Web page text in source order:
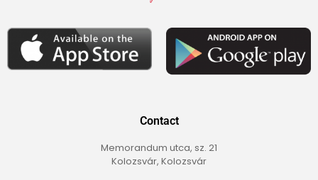
Contact
Memorandum utca, sz. 21
Kolozsvár, Kolozsvár